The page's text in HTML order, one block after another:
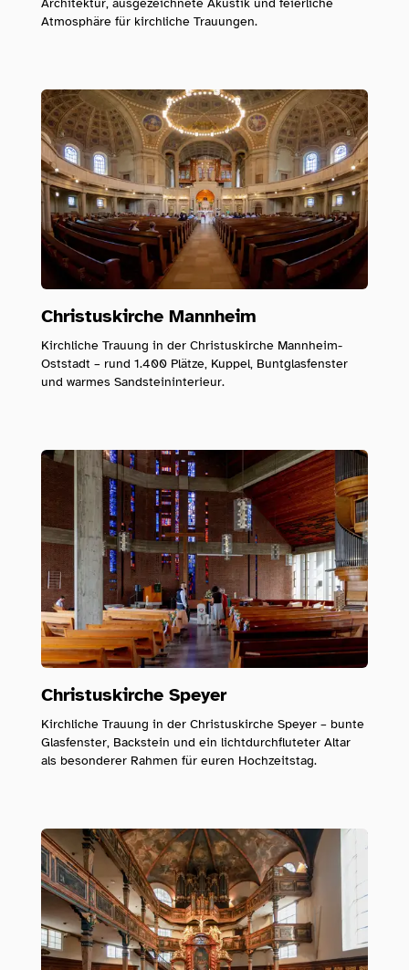
Atmosphäre für kirchliche Trauungen.
Christuskirche Mannheim
Kirchliche Trauung in der Christuskirche Mannheim-
Oststadt – rund 1.400 Plätze, Kuppel, Buntglasfenster
und warmes Sandsteininterieur.
Christuskirche Speyer
Kirchliche Trauung in der Christuskirche Speyer – bunte
Glasfenster, Backstein und ein lichtdurchfluteter Altar
als besonderer Rahmen für euren Hochzeitstag.